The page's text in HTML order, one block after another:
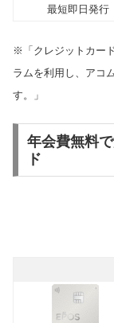
最短即日発行
※「クレジットカー
ラムを利用し、アコ
す。」
年会費無料
ド